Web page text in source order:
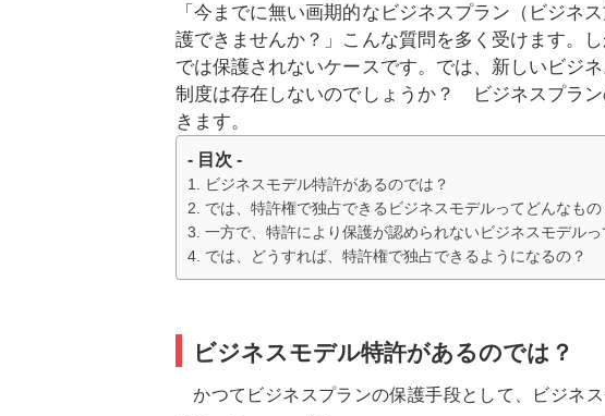
「今までに無い画期的なビジネスプラン（ビジネ
護できませんか？」こんな質問を多く受けます。
では保護されないケースです。では、新しいビジ
制度は存在しないのでしょうか？ ビジネスプラ
きます。
- 目次 -
ビジネスモデル特許があるのでは？
では、特許権で独占できるビジネスモデルってどんなもの
一方で、特許により保護が認められないビジネスモデルっ
では、どうすれば、特許権で独占できるようになるの？
ビジネスモデル特許があるのでは？
かつてビジネスプランの保護手段として、ビジネ